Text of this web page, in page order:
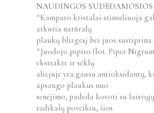
NAUDINGOS
*Kamparo kristalai stimuliuoja
atkuria natūralų
plaukų blizgesį bei juos sustiprina.
*Juodojo pipiro (lot. Piper
ekstrakte ir sėklų
aliejuje yra gausu antioksidantų,
apsaugo plaukus nuo
senėjimo, padeda kovoti su laisvųjų
radikalų poveikiu, šios